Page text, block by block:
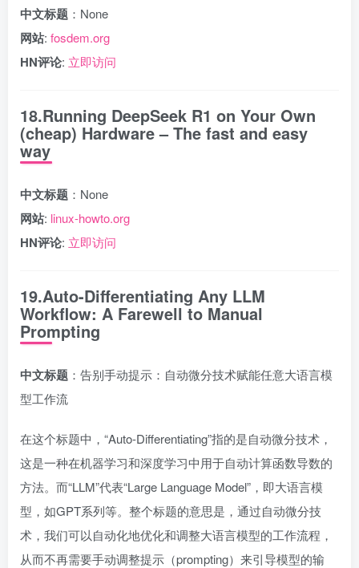
中文标题 ：None
网站: fosdem.org
HN评论: 立即访问
18.Running DeepSeek R1 on Your Own
(cheap) Hardware – The fast and easy
way
中文标题 ：None
网站: linux-howto.org
HN评论: 立即访问
19.Auto-Differentiating Any LLM
Workflow: A Farewell to Manual
Prompting
中文标题 ：告别手动提示：自动微分技术赋能任意大语言模
型工作流
在这个标题中，“Auto-Differentiating”指的是自动微分技术，
这是一种在机器学习和深度学习中用于自动计算函数导数的
方法。而“LLM”代表“Large Language Model”，即大语言模
型，如GPT系列等。整个标题的意思是，通过自动微分技
术，我们可以自动化地优化和调整大语言模型的工作流程，
从而不再需要手动调整提示（prompting）来引导模型的输